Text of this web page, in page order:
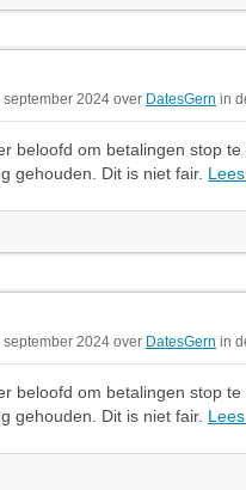
2024 over DatesGern in
beloofd om betalingen stop
gehouden. Dit is niet fair.
2024 over DatesGern in
beloofd om betalingen stop
gehouden. Dit is niet fair.